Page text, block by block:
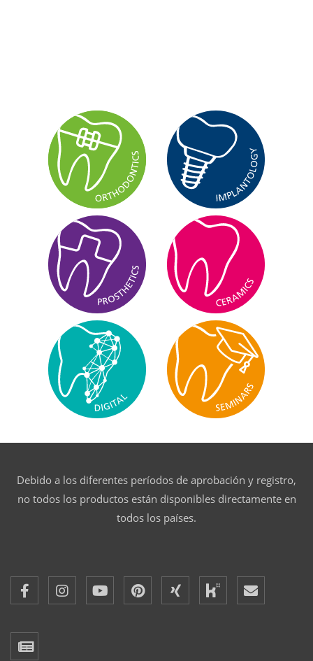
Debido a los diferentes períodos de aprobación y registro,
no todos los productos están disponibles directamente en
todos los países.